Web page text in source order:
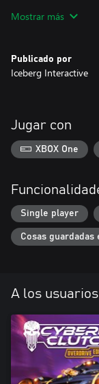
Personaliza tu grav
Mostrar más
Publicado por
Iceberg Interactive
Jugar con
XBOX One
Single player
Cosas guardadas
A los